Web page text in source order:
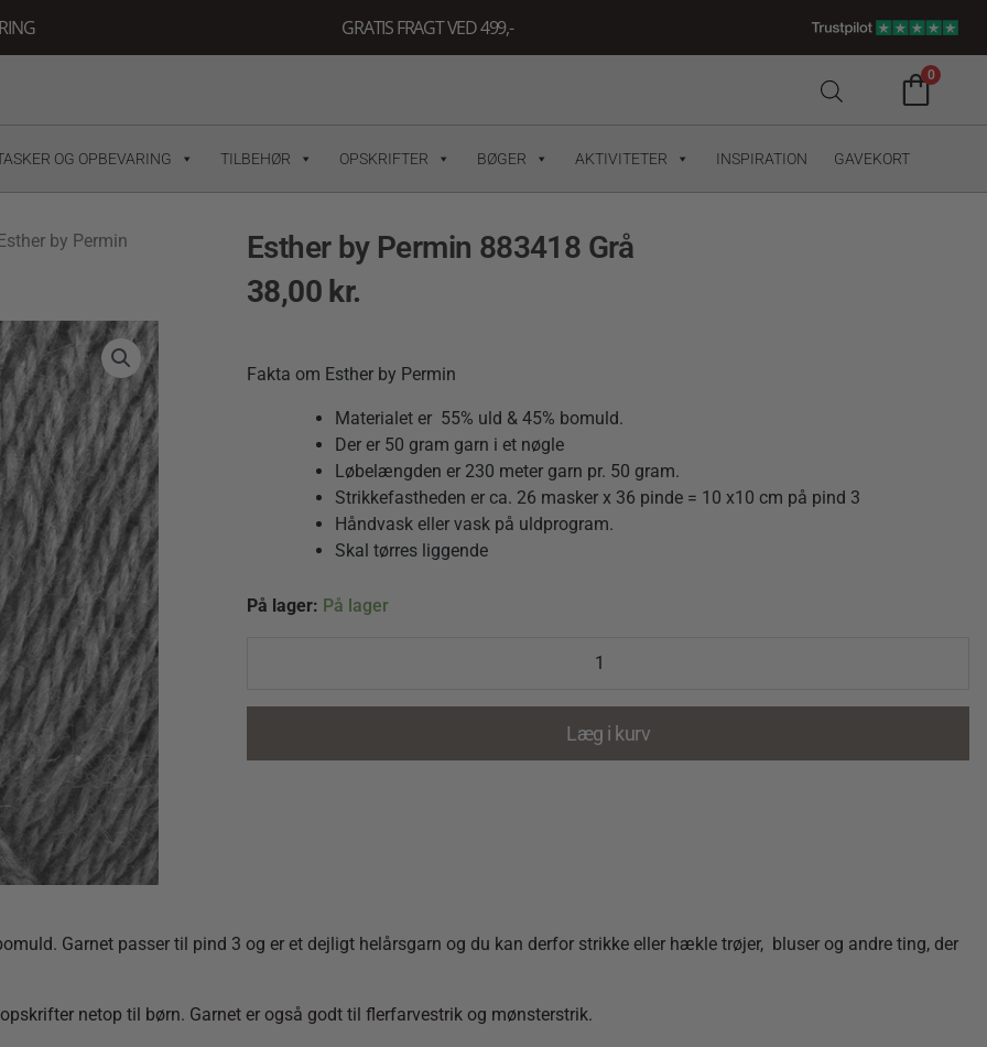
GRATIS FRAGT VED 499,-
0
OG OPBEVARING TILBEHØR OPSKRIFTER BØGER AKTIVITETER INSPIRATION GAVEKORT
by Permin
Esther by Permin 883418 Grå
38,00 kr.
Fakta om Esther by Permin
Materialet er 55% uld & 45% bomuld.
Der er 50 gram garn i et nøgle
Løbelængden er 230 meter garn pr. 50 gram.
Strikkefastheden er ca. 26 masker x 36 pinde = 10 x10 cm på pind 3
Håndvask eller vask på uldprogram.
Skal tørres liggende
På lager: På lager
Esther
Grå
Læg i kurv
Garnet passer til pind 3 og er et dejligt helårsgarn og du kan derfor strikke eller hækle trøjer, bluser og andre ting, der
netop til børn. Garnet er også godt til flerfarvestrik og mønsterstrik.